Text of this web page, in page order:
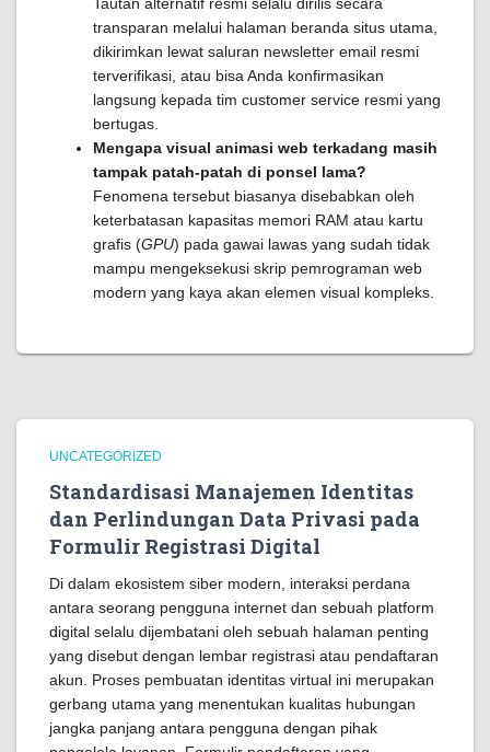
transparan melalui halaman beranda situs utama,
dikirimkan lewat saluran newsletter email resmi
terverifikasi, atau bisa Anda konfirmasikan
langsung kepada tim customer service resmi yang
bertugas.
Mengapa visual animasi web terkadang masih
tampak patah-patah di ponsel lama?
Fenomena tersebut biasanya disebabkan oleh
keterbatasan kapasitas memori RAM atau kartu
grafis (GPU) pada gawai lawas yang sudah tidak
mampu mengeksekusi skrip pemrograman web
modern yang kaya akan elemen visual kompleks.
UNCATEGORIZED
Standardisasi Manajemen Identitas
dan Perlindungan Data Privasi pada
Formulir Registrasi Digital
Di dalam ekosistem siber modern, interaksi perdana
antara seorang pengguna internet dan sebuah platform
digital selalu dijembatani oleh sebuah halaman penting
yang disebut dengan lembar registrasi atau pendaftaran
akun. Proses pembuatan identitas virtual ini merupakan
gerbang utama yang menentukan kualitas hubungan
jangka panjang antara pengguna dengan pihak